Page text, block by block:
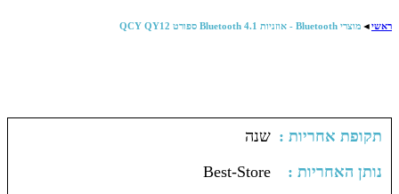
ראשי◄ מוצרי Bluetooth - אוזניות Bluetooth 4.1 ספורט QCY QY12
: תקופת אחריות
שנה
: נותן האחריות
Best-Store